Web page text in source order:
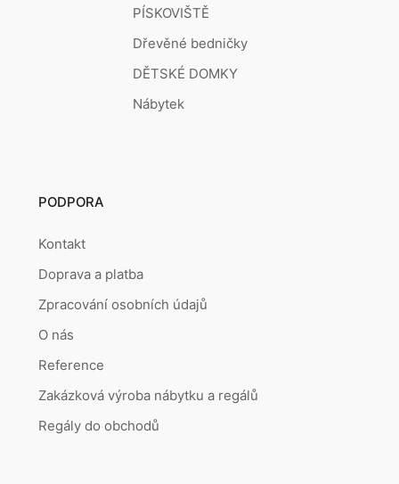
PÍSKOVIŠTĚ
Dřevěné bedničky
DĚTSKÉ DOMKY
Nábytek
PODPORA
Kontakt
Doprava a platba
Zpracování osobních údajů
O nás
Reference
Zakázková výroba nábytku a regálů
Regály do obchodů